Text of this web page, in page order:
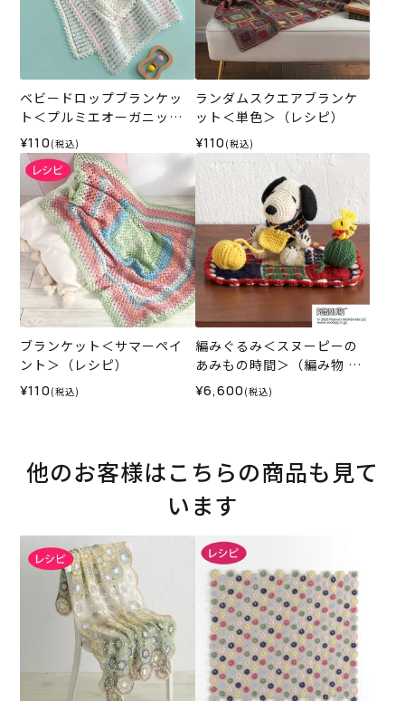
ベビードロップブランケッ
ト＜プルミエオーガニック
コットン＞（レシピ）
¥110 (税込)
ランダムスクエアブランケ
ット＜単色＞（レシピ）
¥110 (税込)
ブランケット＜サマーペイ
ント＞（レシピ）
¥110 (税込)
編みぐるみ＜スヌーピーの
あみもの時間＞（編み物 材
料セット）
¥6,600 (税込)
他のお客様はこちらの商品も見て
います